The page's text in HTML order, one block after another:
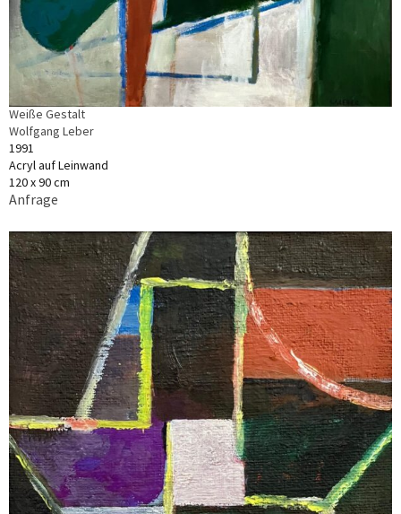
Weiße Gestalt
Wolfgang Leber
1991
Acryl auf Leinwand
120 x 90 cm
Anfrage